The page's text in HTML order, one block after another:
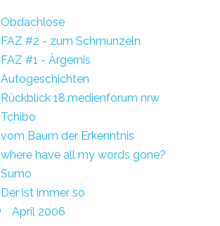
Obdachlose
FAZ #2 - zum Schmunzeln
FAZ #1 - Ärgernis
Autogeschichten
Rückblick 18.medienforum nrw
Tchibo
vom Baum der Erkenntnis
where have all my words gone?
Sumo
Der ist immer so
April 2006